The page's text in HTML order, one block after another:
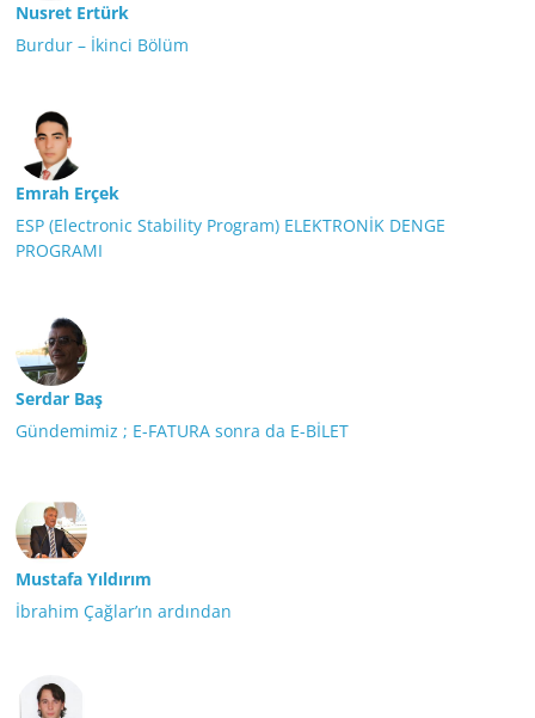
Nusret Ertürk
Burdur – İkinci Bölüm
Emrah Erçek
ESP (Electronic Stability Program) ELEKTRONİK DENGE
PROGRAMI
Serdar Baş
Gündemimiz ; E-FATURA sonra da E-BİLET
Mustafa Yıldırım
İbrahim Çağlar’ın ardından